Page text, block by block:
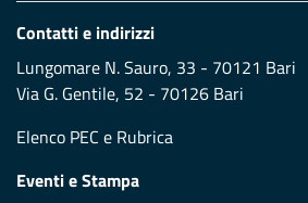
Contatti e indirizzi
Lungomare N. Sauro, 33 - 70121 Bari
Via G. Gentile, 52 - 70126 Bari
Elenco PEC e Rubrica
Eventi e Stampa